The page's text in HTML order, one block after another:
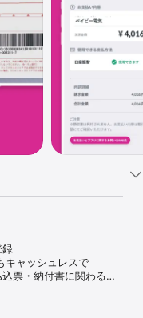
録
キャッシュレスで
票・納付書に関わるお